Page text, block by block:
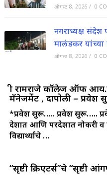
ऑगस्ट 8, 2026 / 0
नगराध्यक्ष संदेश
मालंडकर यांच्या
ऑगस्ट 8, 2026 / 0
श्री रामराजे कॉलेज ऑफ
मॅनेजमेंट , दापोली – प्रवेश
*प्रवेश सुरू….. प्रवेश सुरू…..
देशात आणि परदेशात नोकरी व
विद्यार्थ्यांचे …
“सृष्टी क्रिएटर्स”चे “सृष्टी